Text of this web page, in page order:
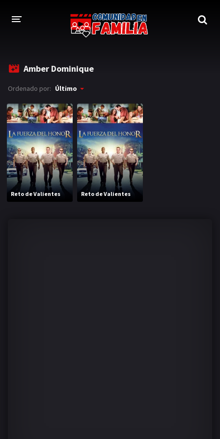
LOGIN
Amber Dominique
Ordenado por: Último
Reto de Valientes Reto de Valientes